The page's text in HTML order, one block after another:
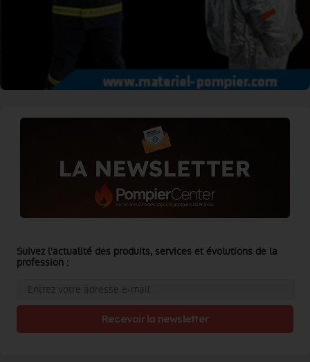
Suivez l'actualité des produits, services et évolutions de la
profession :
Recevoir la newsletter